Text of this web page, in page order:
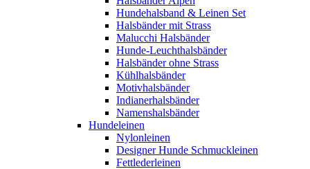
Hundehalsband & Leinen Set
Halsbänder mit Strass
Malucchi Halsbänder
Hunde-Leuchthalsbänder
Halsbänder ohne Strass
Kühlhalsbänder
Motivhalsbänder
Indianerhalsbänder
Namenshalsbänder
Hundeleinen
Nylonleinen
Designer Hunde Schmuckleinen
Fettlederleinen